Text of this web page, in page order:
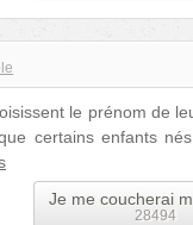
le prénom de
certains enfants
Je me coucherai
28494